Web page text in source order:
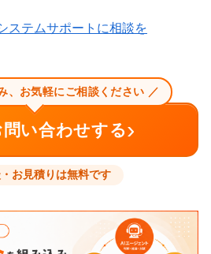
ステムサポートに相談を
、お気軽にご相談ください ／
い合わせする›
お見積りは無料です